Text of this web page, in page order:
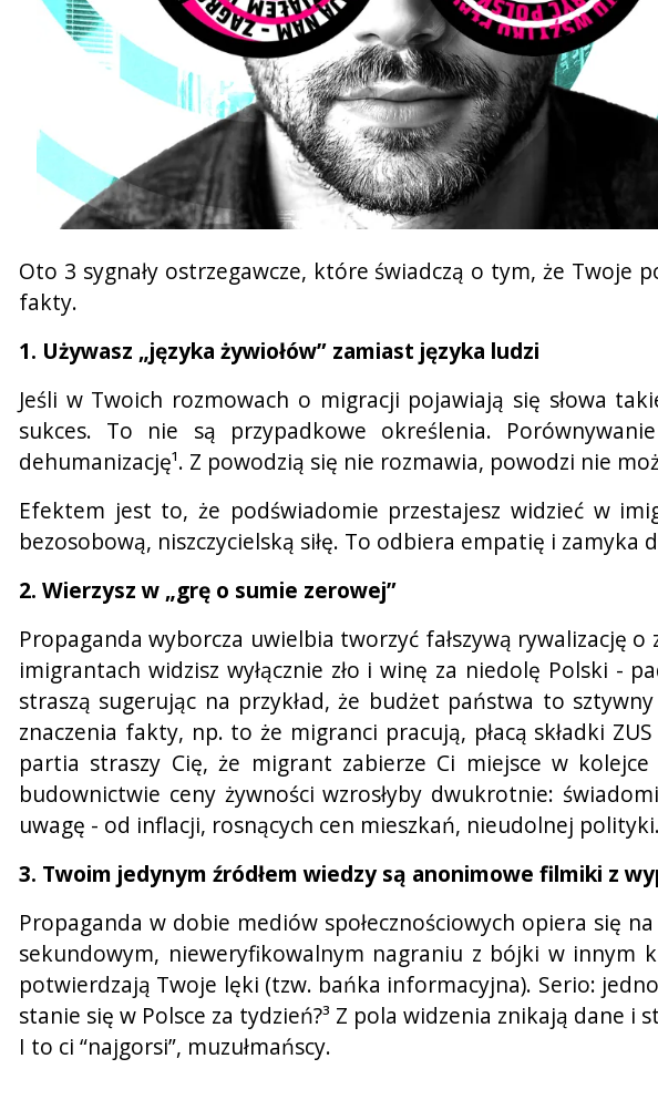
Oto 3 sygnały ostrzegawcze, które świadczą o tym, że Twoje
fakty.
1. Używasz „języka żywiołów” zamiast języka ludzi
Jeśli w Twoich rozmowach o migracji pojawiają się słowa
sukces. To nie są przypadkowe określenia.
dehumanizację¹. Z powodzią się nie rozmawia, powodzi nie
Efektem jest to, że podświadomie przestajesz widzieć w
bezosobową, niszczycielską siłę. To odbiera empatię i
2. Wierzysz w „grę o sumie zerowej”
Propaganda wyborcza uwielbia tworzyć fałszywą rywalizację
imigrantach widzisz wyłącznie zło i winę za niedolę Polski -
straszą sugerując na przykład, że budżet państwa to
znaczenia fakty, np. to że migranci pracują, płacą składki
partia straszy Cię, że migrant zabierze Ci miejsce w
budownictwie ceny żywności wzrosłyby dwukrotnie:
uwagę - od inflacji, rosnących cen mieszkań, nieudolnej
3. Twoim jedynym źródłem wiedzy są anonimowe filmiki z
Propaganda w dobie mediów społecznościowych opiera się
sekundowym, nieweryfikowalnym nagraniu z bójki w innym
potwierdzają Twoje lęki (tzw. bańka informacyjna). Serio:
stanie się w Polsce za tydzień?³ Z pola widzenia znikają dane
I to ci “najgorsi”, muzułmańscy.